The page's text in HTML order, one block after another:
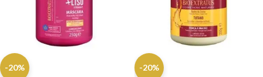
-20% -20%